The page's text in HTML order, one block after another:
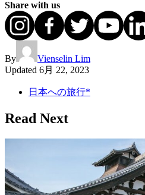
Share with us
By
Vienselin Lim
Updated 6月 22, 2023
日本への旅行*
Read Next